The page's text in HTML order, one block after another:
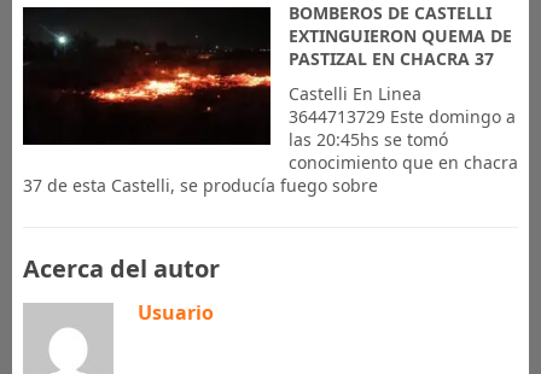
BOMBEROS DE CASTELLI
EXTINGUIERON QUEMA DE
PASTIZAL EN CHACRA 37
Castelli En Linea
3644713729 Este domingo a
las 20:45hs se tomó
conocimiento que en chacra
37 de esta Castelli, se producía fuego sobre
Acerca del autor
Usuario